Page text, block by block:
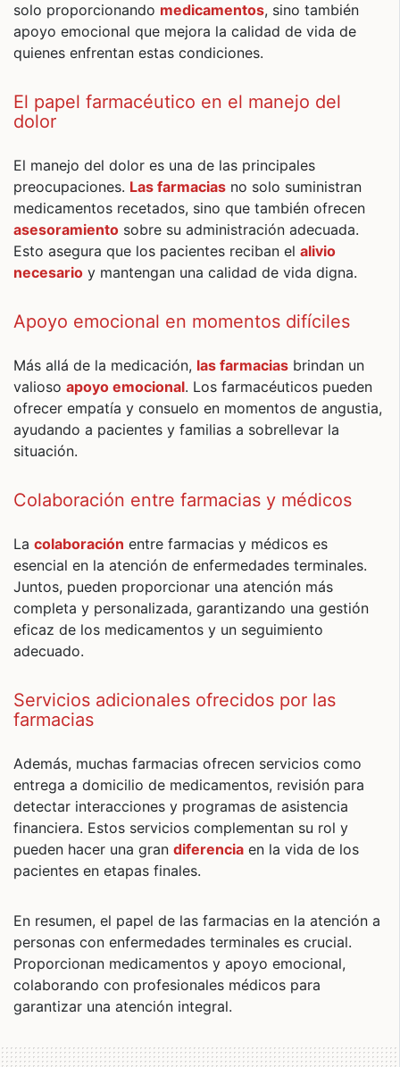
solo proporcionando medicamentos, sino también
apoyo emocional que mejora la calidad de vida de
quienes enfrentan estas condiciones.
El papel farmacéutico en el manejo del
dolor
El manejo del dolor es una de las principales
preocupaciones. Las farmacias no solo suministran
medicamentos recetados, sino que también ofrecen
asesoramiento sobre su administración adecuada.
Esto asegura que los pacientes reciban el alivio
necesario y mantengan una calidad de vida digna.
Apoyo emocional en momentos difíciles
Más allá de la medicación, las farmacias brindan un
valioso apoyo emocional. Los farmacéuticos pueden
ofrecer empatía y consuelo en momentos de angustia,
ayudando a pacientes y familias a sobrellevar la
situación.
Colaboración entre farmacias y médicos
La colaboración entre farmacias y médicos es
esencial en la atención de enfermedades terminales.
Juntos, pueden proporcionar una atención más
completa y personalizada, garantizando una gestión
eficaz de los medicamentos y un seguimiento
adecuado.
Servicios adicionales ofrecidos por las
farmacias
Además, muchas farmacias ofrecen servicios como
entrega a domicilio de medicamentos, revisión para
detectar interacciones y programas de asistencia
financiera. Estos servicios complementan su rol y
pueden hacer una gran diferencia en la vida de los
pacientes en etapas finales.
En resumen, el papel de las farmacias en la atención a
personas con enfermedades terminales es crucial.
Proporcionan medicamentos y apoyo emocional,
colaborando con profesionales médicos para
garantizar una atención integral.